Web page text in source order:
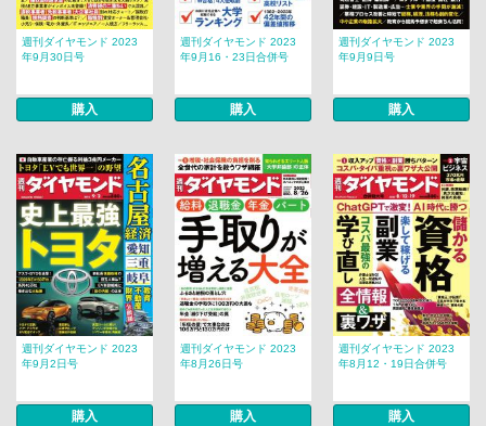
週刊ダイヤモンド 2023
年9月30日号
購入
週刊ダイヤモンド 2023
年9月16・23日合併号
購入
週刊ダイヤモンド 2023
年9月9日号
購入
週刊ダイヤモンド 2023
年9月2日号
購入
週刊ダイヤモンド 2023
年8月26日号
購入
週刊ダイヤモンド 2023
年8月12・19日合併号
購入